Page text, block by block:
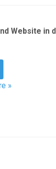
Website
»